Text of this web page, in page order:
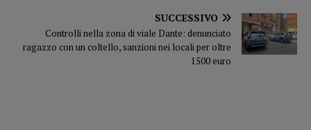
SUCCESSIVO
Controlli nella zona di viale Dante: denunciato
ragazzo con un coltello, sanzioni nei locali per oltre
1500 euro